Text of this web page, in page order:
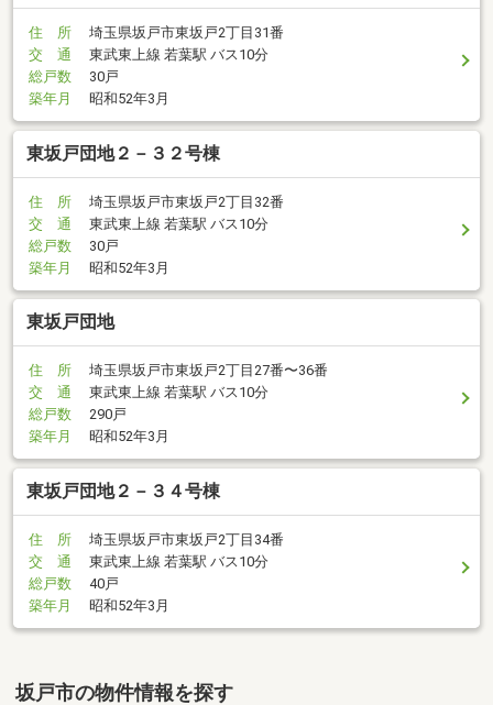
住 所
埼玉県坂戸市東坂戸2丁目31番
交 通
東武東上線 若葉駅 バス10分
総戸数
30戸
築年月
昭和52年3月
東坂戸団地２－３２号棟
住 所
埼玉県坂戸市東坂戸2丁目32番
交 通
東武東上線 若葉駅 バス10分
総戸数
30戸
築年月
昭和52年3月
東坂戸団地
住 所
埼玉県坂戸市東坂戸2丁目27番〜36番
交 通
東武東上線 若葉駅 バス10分
総戸数
290戸
築年月
昭和52年3月
東坂戸団地２－３４号棟
住 所
埼玉県坂戸市東坂戸2丁目34番
交 通
東武東上線 若葉駅 バス10分
総戸数
40戸
築年月
昭和52年3月
坂戸市の物件情報を探す